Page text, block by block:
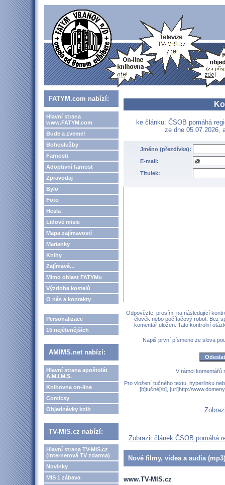
FATYM.com nabízí:
Hlavní strana
www.FATYM.com
Bude a zveme!
Bohoslužby
Farnosti
Adoptivní farnost
Zpravodaj
Bylo
Foto
Hesla
Lidové misie
Mapa zajímavostí
Marianky
Knihy
Zajímavé...
Mimo oblast FATYMu
Výzdoba kostelů
O nás a kontakty
Personalizace
15 nejčtenějších
AMIMS.net nabízí:
Hlavní strana apoštolát
A.M.I.M.S.
Knihovna on-line
Comicsy
Objednávky knih
TV-MIS.cz nabízí:
Hlavní strana TV-MIS.cz
(internetová TV zdarma)
Novinky
MIS 1 zábava
ke článku: ČSOB pomáhá
ze dne 05.07.2026,
Jméno (přezdívka):
E-mail:
Titulek:
Odpovězte, prosím, na následující
člověk nebo počítačový robot. Bez
komentář uložen. Tato kontrolní
Napiš první písmeno ze slova
V rámci komentářů
Pro vložení tučného textu, hyperlinku
[b]tučné[/b], [url]http://
Zobrazit článek ČSOB pomáhá
Nové filmy, videa a audia
www.TV-MIS.cz